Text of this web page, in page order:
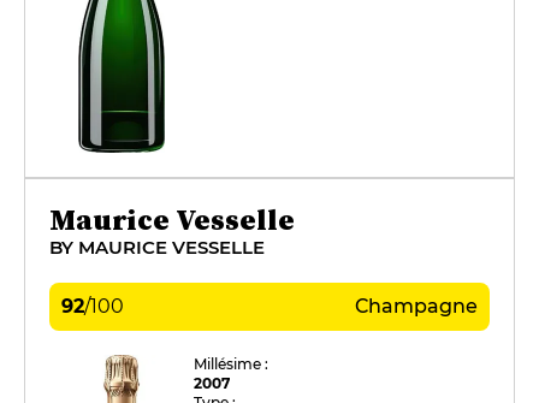
Maurice Vesselle
BY MAURICE VESSELLE
92/100 Champagne
Millésime :
2007